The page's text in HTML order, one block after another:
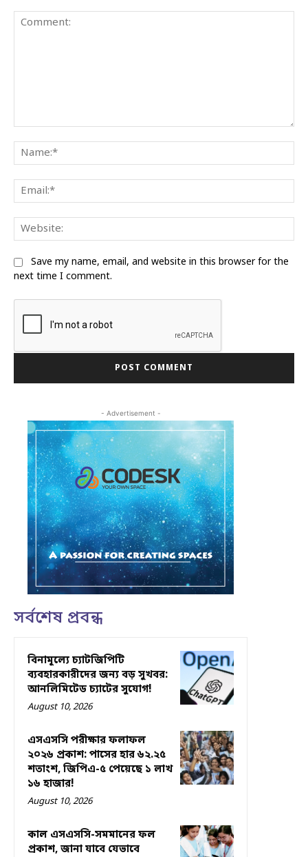
Save my name, email, and website in this browser for the
next time I comment.
- Advertisement -
সর্বশেষ প্রবন্ধ
বিনামূল্যে চ্যাটজিপিটি
ব্যবহারকারীদের জন্য বড় সুখবর:
আনলিমিটেড চ্যাটের সুযোগ!
August 10, 2026
এসএসসি পরীক্ষার ফলাফল
২০২৬ প্রকাশ: পাসের হার ৬২.২৫
শতাংশ, জিপিএ-৫ পেয়েছে ১ লাখ
১৬ হাজার!
August 10, 2026
কাল এসএসসি-সমমানের ফল
প্রকাশ, জানা যাবে যেভাবে